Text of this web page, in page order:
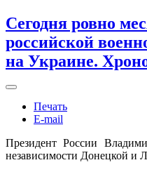
Сегодня ровно
российской
на Украине.
Печать
E-mail
Президент России
независимости Донецкой и